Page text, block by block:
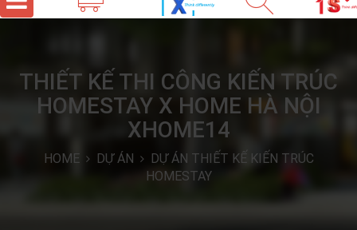
THIẾT KẾ THI CÔNG KIẾN TRÚC
HOMESTAY X HOME HÀ NỘI
XHOME14
HOME DỰ ÁN
DỰ ÁN THIẾT KẾ KIẾN TRÚC
HOMESTAY